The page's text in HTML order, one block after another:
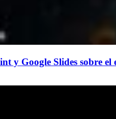
y Google Slides sobre el